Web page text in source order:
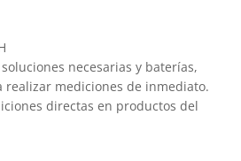
necesarias y baterías,
realizar mediciones de inmediato.
directas en productos del